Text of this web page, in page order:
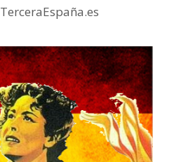
TerceraEspaña.es